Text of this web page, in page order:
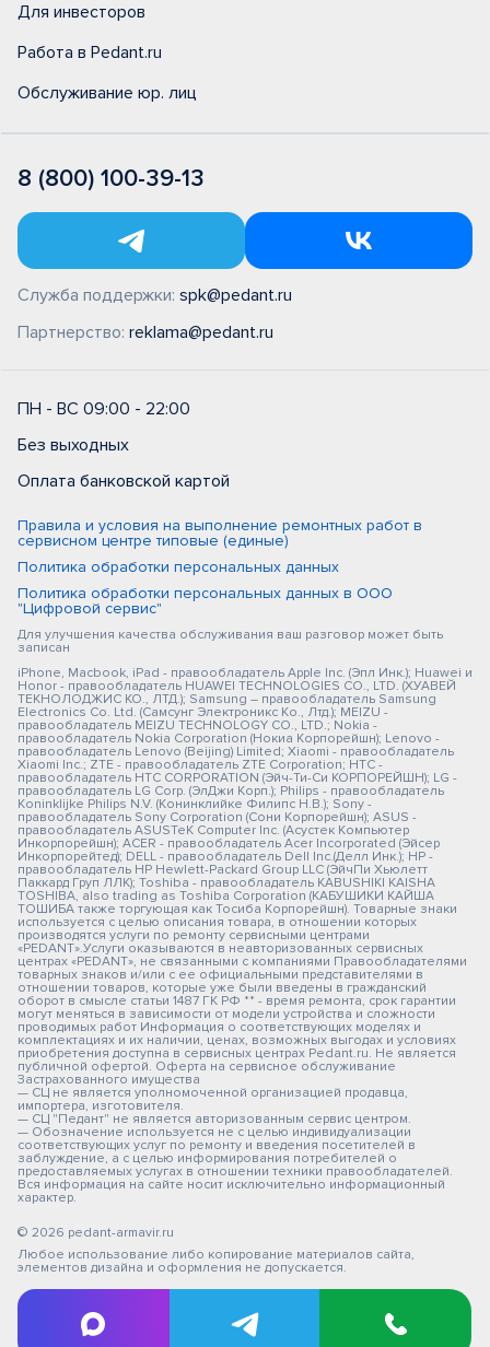
Для инвесторов
Работа в Pedant.ru
Обслуживание юр. лиц
8 (800) 100-39-13
Служба поддержки: spk@pedant.ru
Партнерство: reklama@pedant.ru
ПН - ВС 09:00 - 22:00
Без выходных
Оплата банковской картой
Правила и условия на выполнение ремонтных работ в
сервисном центре типовые (единые)
Политика обработки персональных данных
Политика обработки персональных данных в ООО
"Цифровой сервис"
Для улучшения качества обслуживания ваш разговор может быть
записан
iPhone, Macbook, iPad - правообладатель Apple Inc. (Эпл Инк.); Huawei и
Honor - правообладатель HUAWEI TECHNOLOGIES CO., LTD. (ХУАВЕЙ
ТЕКНОЛОДЖИС КО., ЛТД.); Samsung – правообладатель Samsung
Electronics Co. Ltd. (Самсунг Электроникс Ко., Лтд.); MEIZU -
правообладатель MEIZU TECHNOLOGY CO., LTD.; Nokia -
правообладатель Nokia Corporation (Нокиа Корпорейшн); Lenovo -
правообладатель Lenovo (Beijing) Limited; Xiaomi - правообладатель
Xiaomi Inc.; ZTE - правообладатель ZTE Corporation; HTC -
правообладатель HTC CORPORATION (Эйч-Ти-Си КОРПОРЕЙШН); LG -
правообладатель LG Corp. (ЭлДжи Корп.); Philips - правообладатель
Koninklijke Philips N.V. (Конинклийке Филипс Н.В.); Sony -
правообладатель Sony Corporation (Сони Корпорейшн); ASUS -
правообладатель ASUSTeK Computer Inc. (Асустек Компьютер
Инкорпорейшн); ACER - правообладатель Acer Incorporated (Эйсер
Инкорпорейтед); DELL - правообладатель Dell Inc.(Делл Инк.); HP -
правообладатель HP Hewlett-Packard Group LLC (ЭйчПи Хьюлетт
Паккард Груп ЛЛК); Toshiba - правообладатель KABUSHIKI KAISHA
TOSHIBA, also trading as Toshiba Corporation (КАБУШИКИ КАЙША
ТОШИБА также торгующая как Тосиба Корпорейшн). Товарные знаки
используется с целью описания товара, в отношении которых
производятся услуги по ремонту сервисными центрами
«PEDANT».Услуги оказываются в неавторизованных сервисных
центрах «PEDANT», не связанными с компаниями Правообладателями
товарных знаков и/или с ее официальными представителями в
отношении товаров, которые уже были введены в гражданский
оборот в смысле статьи 1487 ГК РФ ** - время ремонта, срок гарантии
могут меняться в зависимости от модели устройства и сложности
проводимых работ Информация о соответствующих моделях и
комплектациях и их наличии, ценах, возможных выгодах и условиях
приобретения доступна в сервисных центрах Pedant.ru. Не является
публичной офертой. Оферта на сервисное обслуживание
Застрахованного имущества
— СЦ не является уполномоченной организацией продавца,
импортера, изготовителя.
— СЦ "Педант" не является авторизованным сервис центром.
— Обозначение используется не с целью индивидуализации
соответствующих услуг по ремонту и введения посетителей в
заблуждение, а с целью информирования потребителей о
предоставляемых услугах в отношении техники правообладателей.
Вся информация на сайте носит исключительно информационный
характер.
© 2026 pedant-armavir.ru
Любое использование либо копирование материалов сайта,
элементов дизайна и оформления не допускается.